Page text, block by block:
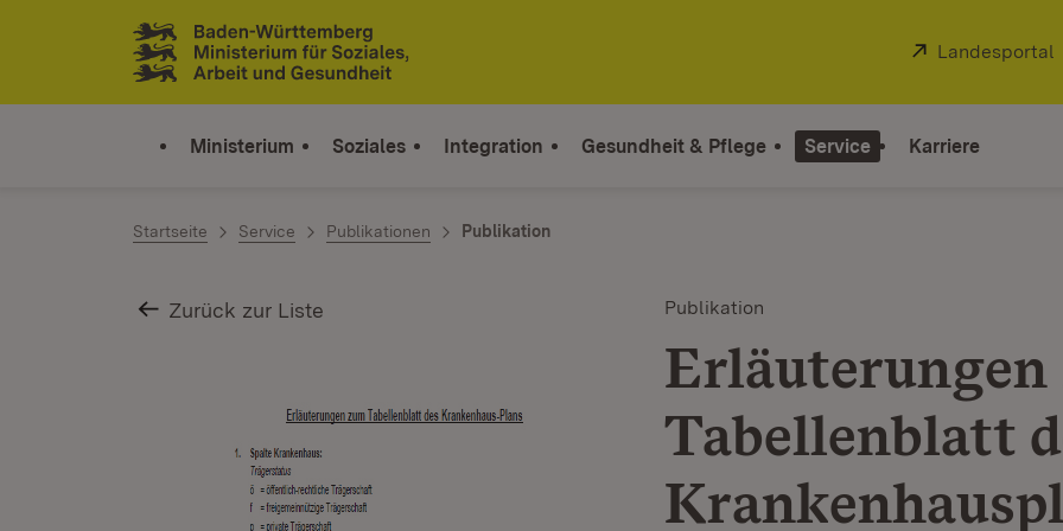
Zum Inhalt springen
Link zur Startseite
Extern:
Landesportal
Ministerium Soziales Integration Gesundheit & Pflege Service Karriere
Startseite Service Publikationen Publikation
Zurück zur Liste Publikation
Erläuterungen
Tabellenblatt